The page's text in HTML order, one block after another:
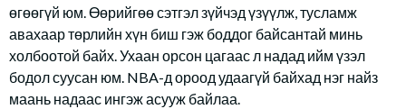
өгөөгүй юм. Өөрийгөө сэтгэл зүйчэд үзүүлж, тусламж
авахаар төрлийн хүн биш гэж боддог байсантай минь
холбоотой байх. Ухаан орсон цагаас л надад ийм үзэл
бодол суусан юм. NBA-д ороод удаагүй байхад нэг найз
маань надаас ингэж асууж байлаа.